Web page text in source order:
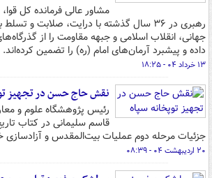
مشاور عالی فرمانده کل
رهبری در ۳۶ سال گذشته با درایت، صلابت و
جهانی، انقلاب اسلامی و جبهه مقاومت را از
داده و پیشبرد آرمان‌های امام (ره) را تضمین کرده‌اند.
۱۳ خرداد ۰۴ - ۱۸:۲۵
نقش حاج حسن در تجهیز
رئیس پژوهشگاه علوم و
قاسم سلیمانی در کتاب
جزئیات مرحله دوم عملیات بیت‌المقدس و آزادسازی
۲۰ اردیبهشت ۰۴ - ۰۸:۳۹